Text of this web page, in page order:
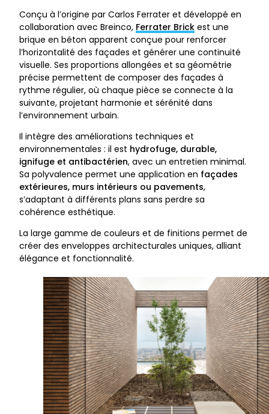
Conçu à l’origine par Carlos Ferrater et développé en
collaboration avec Breinco, Ferrater Brick est une
brique en béton apparent conçue pour renforcer
l’horizontalité des façades et générer une continuité
visuelle. Ses proportions allongées et sa géométrie
précise permettent de composer des façades à
rythme régulier, où chaque pièce se connecte à la
suivante, projetant harmonie et sérénité dans
l’environnement urbain.
Il intègre des améliorations techniques et
environnementales : il est hydrofuge, durable,
ignifuge et antibactérien, avec un entretien minimal.
Sa polyvalence permet une application en façades
extérieures, murs intérieurs ou pavements,
s’adaptant à différents plans sans perdre sa
cohérence esthétique.
La large gamme de couleurs et de finitions permet de
créer des enveloppes architecturales uniques, alliant
élégance et fonctionnalité.